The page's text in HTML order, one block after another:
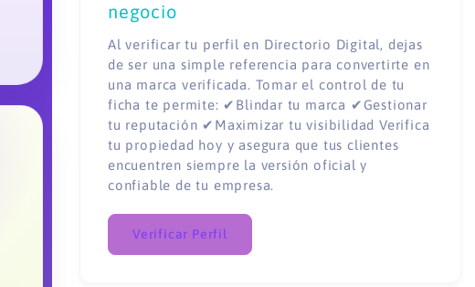
negocio
Al verificar tu perfil en Directorio Digital, dejas
de ser una simple referencia para convertirte en
una marca verificada. Tomar el control de tu
ficha te permite: ✔Blindar tu marca ✔Gestionar
tu reputación ✔Maximizar tu visibilidad Verifica
tu propiedad hoy y asegura que tus clientes
encuentren siempre la versión oficial y
confiable de tu empresa.
Verificar Perfil